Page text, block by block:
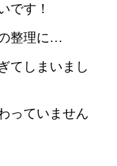
です！
整理に…
てしまいまし
っていません